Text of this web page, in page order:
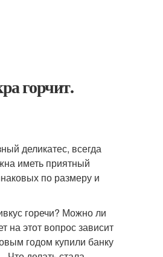
горчит.
деликатес, всегда
иметь приятный
по размеру и
горечи? Можно ли
на этот вопрос зависит
годом купили банку